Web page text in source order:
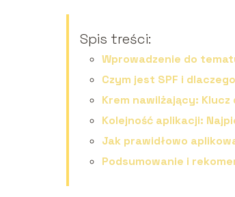
Spis treści:
Wprowadzenie do
Czym jest SPF i
Krem nawilżający:
Kolejność aplikacji:
Jak prawidłowo
Podsumowanie i